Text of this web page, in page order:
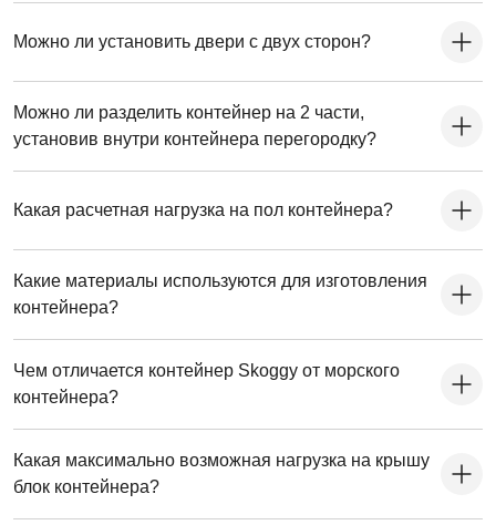
Можно ли установить двери с двух сторон?
Можно ли разделить контейнер на 2 части,
установив внутри контейнера перегородку?
Какая расчетная нагрузка на пол контейнера?
Какие материалы используются для изготовления
контейнера?
Чем отличается контейнер Skoggy от морского
контейнера?
Какая максимально возможная нагрузка на крышу
блок контейнера?